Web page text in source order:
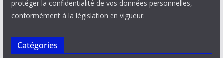
protéger la confidentialité de vos données personnelles,
conformément à la législation en vigueur.
Catégories